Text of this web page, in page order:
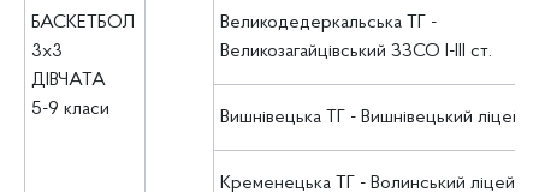
БАСКЕТБОЛ
3х3
ДІВЧАТА
5-9 класи
Великодедеркальська ТГ -
Великозагайцівський ЗЗСО І-ІІІ ст.
Вишнівецька ТГ - Вишнівецький ліцей
Кременецька ТГ - Волинський ліцей ім.